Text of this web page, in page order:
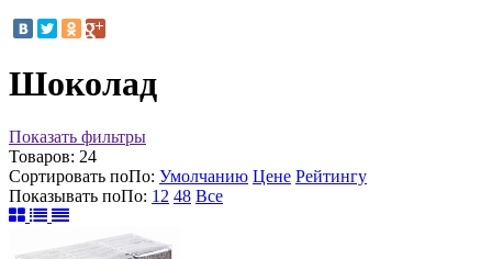
Шоколад
Показать фильтры
Товаров: 24
Сортировать поПо: Умолчанию Цене Рейтингу
Показывать поПо: 12 48 Все